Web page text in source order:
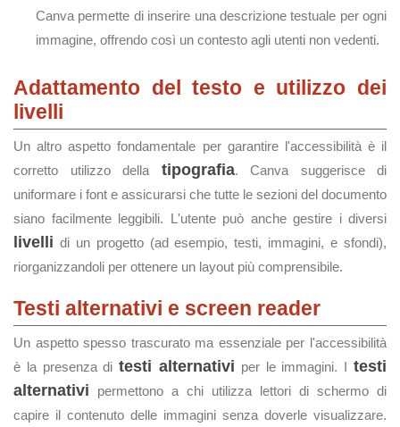
Canva permette di inserire una descrizione testuale per ogni
immagine, offrendo così un contesto agli utenti non vedenti.
Adattamento del testo e utilizzo dei
livelli
Un altro aspetto fondamentale per garantire l'accessibilità è il
corretto utilizzo della tipografia. Canva suggerisce di
uniformare i font e assicurarsi che tutte le sezioni del documento
siano facilmente leggibili. L'utente può anche gestire i diversi
livelli di un progetto (ad esempio, testi, immagini, e sfondi),
riorganizzandoli per ottenere un layout più comprensibile.
Testi alternativi e screen reader
Un aspetto spesso trascurato ma essenziale per l'accessibilità
è la presenza ditesti alternativi per le immagini. Itesti
alternativi permettono a chi utilizza lettori di schermo di
capire il contenuto delle immagini senza doverle visualizzare.